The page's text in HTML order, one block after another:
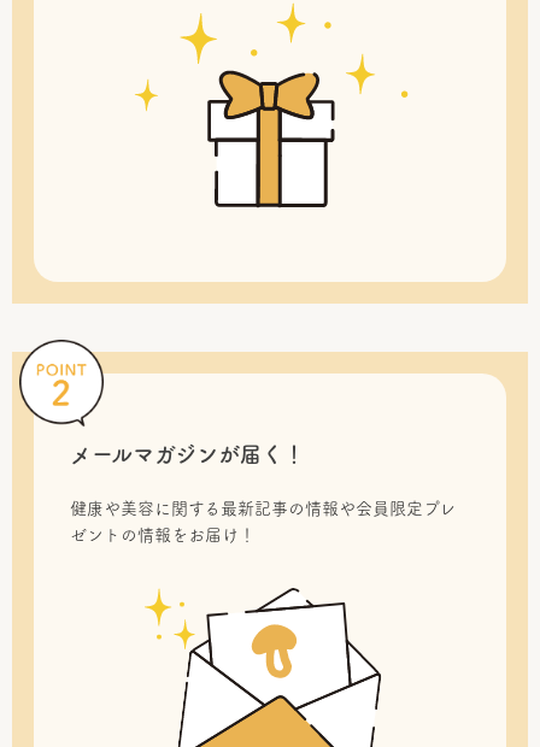
メールマガジンが届く！
健康や美容に関する最新記事の情報や会員限定プレ
ゼントの情報をお届け！